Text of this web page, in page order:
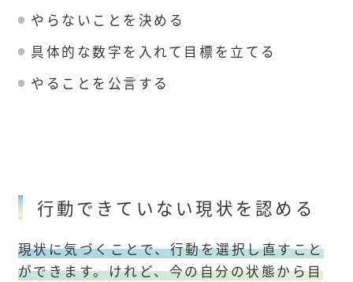
やらないことを決める
具体的な数字を入れて目標を立てる
やることを公言する
行動できていない現状を認める
現状に気づくことで、行動を選択し直すこと
ができます。けれど、今の自分の状態から目